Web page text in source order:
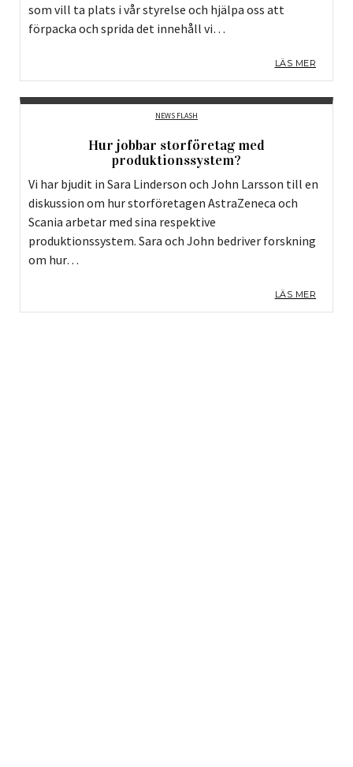
som vill ta plats i vår styrelse och hjälpa oss att
förpacka och sprida det innehåll vi…
LÄS MER
NEWS FLASH
Hur jobbar storföretag med
produktionssystem?
Vi har bjudit in Sara Linderson och John Larsson till en
diskussion om hur storföretagen AstraZeneca och
Scania arbetar med sina respektive
produktionssystem. Sara och John bedriver forskning
om hur…
LÄS MER